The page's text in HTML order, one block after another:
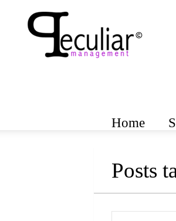
Home
Posts